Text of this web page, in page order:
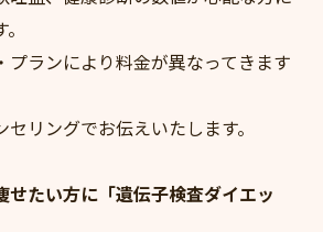
ランにより料金が異なってきます
でお伝えいたします。
たい方に「遺伝子検査ダイエッ